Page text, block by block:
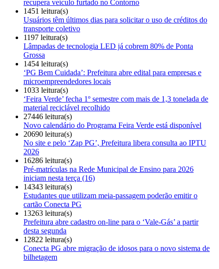
recupera veículo furtado no Contorno
1451 leitura(s)
Usuários têm últimos dias para solicitar o uso de créditos do
transporte coletivo
1197 leitura(s)
Lâmpadas de tecnologia LED já cobrem 80% de Ponta
Grossa
1454 leitura(s)
‘PG Bem Cuidada’: Prefeitura abre edital para empresas e
microempreendedores locais
1033 leitura(s)
‘Feira Verde’ fecha 1º semestre com mais de 1,3 tonelada de
material reciclável recolhido
27446 leitura(s)
Novo calendário do Programa Feira Verde está disponível
20690 leitura(s)
No site e pelo ‘Zap PG’, Prefeitura libera consulta ao IPTU
2026
16286 leitura(s)
Pré-matrículas na Rede Municipal de Ensino para 2026
iniciam nesta terça (16)
14343 leitura(s)
Estudantes que utilizam meia-passagem poderão emitir o
cartão Conecta PG
13263 leitura(s)
Prefeitura abre cadastro on-line para o ‘Vale-Gás’ a partir
desta segunda
12822 leitura(s)
Conecta PG abre migração de idosos para o novo sistema de
bilhetagem